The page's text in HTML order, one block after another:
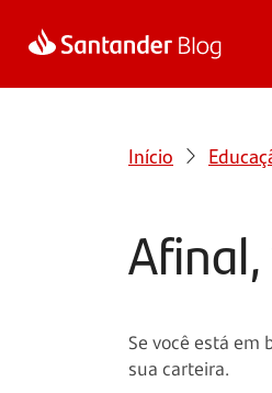
Início
Se você está
sua carteira.